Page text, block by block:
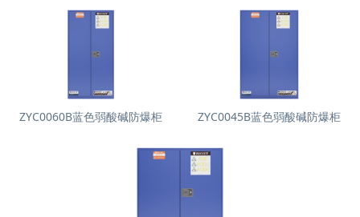
ZYC0060B蓝色弱酸碱防爆柜 ZYC0045B蓝色弱酸碱防爆柜